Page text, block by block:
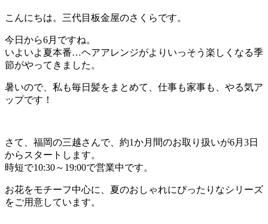
こんにちは。三代目板金屋のさくらです。
今日から6月ですね。
いよいよ夏本番…ヘアアレンジがよりいっそう楽しくなる季
節がやってきました。
暑いので、私も毎日髪をまとめて、仕事も家事も、やる気ア
ップです！
さて、福岡の三越さんで、約1か月間のお取り扱いが6月3日
からスタートします。
時短で10:30～19:00で営業中です。
お花をモチーフ中心に、夏のおしゃれにぴったりなシリーズ
をご用意しています。